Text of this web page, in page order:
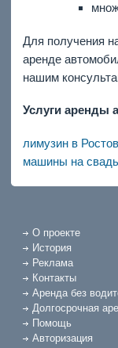
Для получения
аренде
нашим
Услуги аренды
лимузин в
машины на
О проекте
История
Реклама
Контакты
Аренда без
Долгосрочная
Помощь
Авторизация